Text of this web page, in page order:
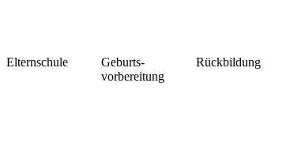
Elternschule
Geburts-
vorbereitung
Rückbildung